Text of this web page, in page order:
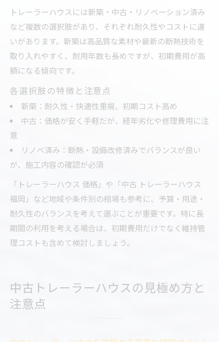
トレーラーハウスには新築・中古・リノベーション済み
など複数の選択肢があり、それぞれ耐久性やコストに違
いがあります。新築は高品質な素材や最新の断熱技術を
取り入れやすく、耐用年数も長めですが、初期費用が高
額になる傾向です。
各選択肢の特徴と注意点
新築：耐久性・快適性重視、初期コスト高め
中古：価格が安く手軽だが、経年劣化や修理費用に注
意
リノベ済み：断熱・設備改修済みでバランスが良い
が、施工内容の確認が必須
「トレーラーハウス 価格」や「中古 トレーラーハウス
福岡」など地域や条件別の相場も参考に、予算・用途・
耐久性のバランスを考えて選ぶことが重要です。特に長
期間の利用を考える場合は、初期費用だけでなく維持管
理コストも含めて検討しましょう。
中古トレーラーハウスの見極め方と
注意点